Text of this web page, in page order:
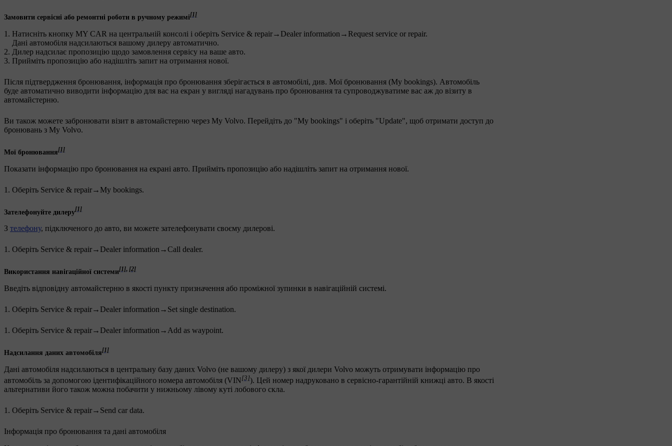
Замовити сервісні або ремонтні роботи в ручному режимі[1]
Натисніть кнопку MY CAR на центральній консолі і оберіть Service & repair→ Dealer information → Request service or repair.
Дані автомобіля надсилаються вашому дилеру автоматично.
Дилер надсилає пропозицію щодо замовлення сервісу на ваше авто.
Прийміть пропозицію або надішліть запит на отримання нової.
Після підтвердження бронювання, інформація про бронювання зберігається в автомобілі, див. Мої бронювання (My bookings). Автомобіль
буде автоматично виводити інформацію для вас на екран у вигляді нагадувань про бронювання та супроводжуватиме вас аж до візиту в
автомайстерню.
Ви також можете забронювати візит в автомайстерню через My Volvo. Перейдіть до "My bookings" і оберіть "Update", щоб отримати доступ до
бронювань з My Volvo.
Мої бронювання[1]
Показати інформацію про бронювання на екрані авто. Прийміть пропозицію або надішліть запит на отримання нової.
Оберіть Service & repair→ My bookings.
Зателефонуйте дилеру[1]
З телефону, підключеного до авто, ви можете зателефонувати своєму дилерові.
Оберіть Service & repair→ Dealer information →Call dealer.
Використання навігаційної системи[1], [2]
Введіть відповідну автомайстерню в якості пункту призначення або проміжної зупинки в навігаційній системі.
Оберіть Service & repair→ Dealer information → Set single destination.
Оберіть Service & repair→ Dealer information → Add as waypoint.
Надсилання даних автомобіля[1]
Дані автомобіля надсилаються в центральну базу даних Volvo (не вашому дилеру) з якої дилери Volvo можуть отримувати інформацію про
автомобіль за допомогою ідентифікаційного номера автомобіля (VIN[3]). Цей номер надруковано в сервісно-гарантійній книжці авто. В якості
альтернативи його також можна побачити у нижньому лівому куті лобового скла.
Оберіть Service & repair→ Send car data.
Інформація про бронювання та дані автомобіля